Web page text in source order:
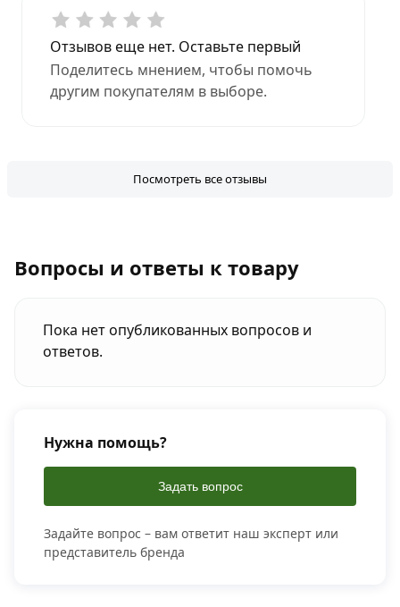
Отзывов еще нет. Оставьте первый
Поделитесь мнением, чтобы помочь
другим покупателям в выборе.
Посмотреть все отзывы
Вопросы и ответы к товару
Пока нет опубликованных вопросов и
ответов.
Нужна помощь?
Задать вопрос
Задайте вопрос – вам ответит наш эксперт или
представитель бренда